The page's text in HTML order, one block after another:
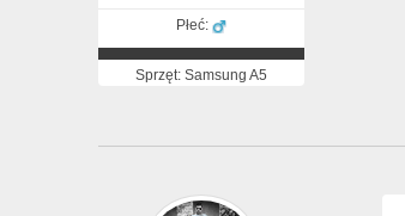
Płeć:
Sprzęt: Samsung A5